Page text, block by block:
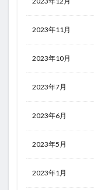
2023年11月
2023年10月
2023年7月
2023年6月
2023年5月
2023年1月